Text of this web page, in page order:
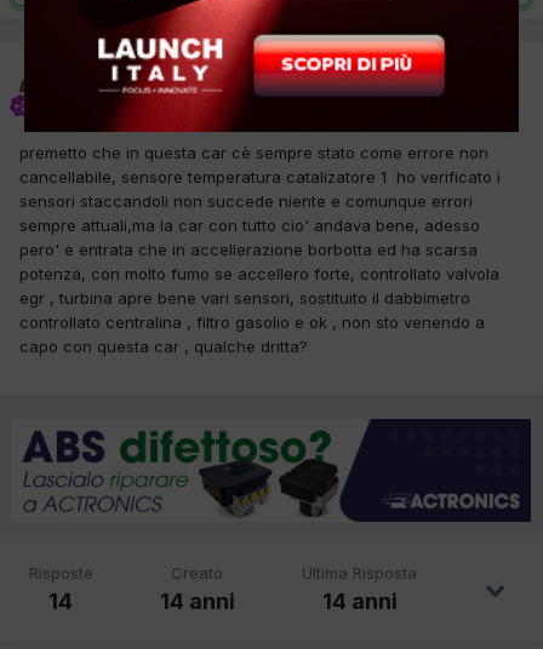
ndonio
Inviato
premetto che in questa car cè sempre stato come errore non
cancellabile, sensore temperatura catalizatore 1 ho verificato i
sensori staccandoli non succede niente e comunque errori
sempre attuali,ma la car con tutto cio' andava bene, adesso
pero' e entrata che in accellerazione borbotta ed ha scarsa
potenza, con molto fumo se accellero forte, controllato valvola
egr , turbina apre bene vari sensori, sostituito il dabbimetro
controllato centralina , filtro gasolio e ok , non sto venendo a
capo con questa car , qualche dritta?
Risposte
14
Creato
14 anni
Ultima Risposta
14 anni